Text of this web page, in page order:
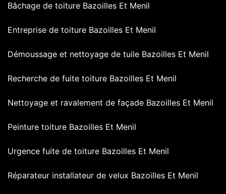
Bâchage de toiture Bazoilles Et Menil
Entreprise de toiture Bazoilles Et Menil
Démoussage et nettoyage de tuile Bazoilles Et Menil
Recherche de fuite toiture Bazoilles Et Menil
Nettoyage et ravalement de façade Bazoilles Et Menil
Peinture toiture Bazoilles Et Menil
Urgence fuite de toiture Bazoilles Et Menil
Réparateur installateur de velux Bazoilles Et Menil